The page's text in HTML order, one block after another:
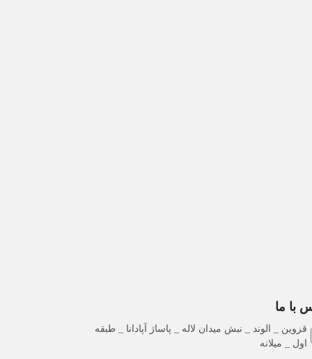
با ما
قزوین _ الوند _ نبش میدان لاله _ پاساژ آپادانا _ طبقه
اول _ میلانه